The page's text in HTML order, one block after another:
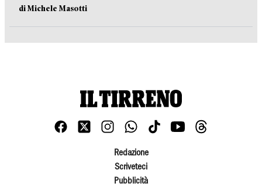
di Michele Masotti
Redazione
Scriveteci
Pubblicità